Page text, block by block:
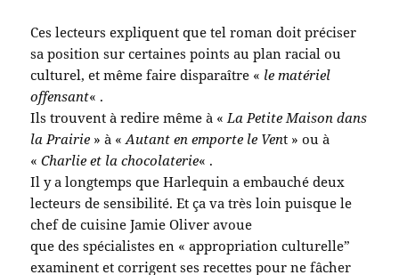
Ces lecteurs expliquent que tel roman doit préciser
sa position sur certaines points au plan racial ou
culturel, et même faire disparaître « le matériel
offensant« .
Ils trouvent à redire même à «La Petite Maison dans
la Prairie » à «Autant en emporte le Vent » ou à
«Charlie et la chocolaterie« .
Il y a longtemps que Harlequin a embauché deux
lecteurs de sensibilité. Et ça va très loin puisque le
chef de cuisine Jamie Oliver avoue
que des spécialistes en « appropriation culturelle”
examinent et corrigent ses recettes pour ne fâcher